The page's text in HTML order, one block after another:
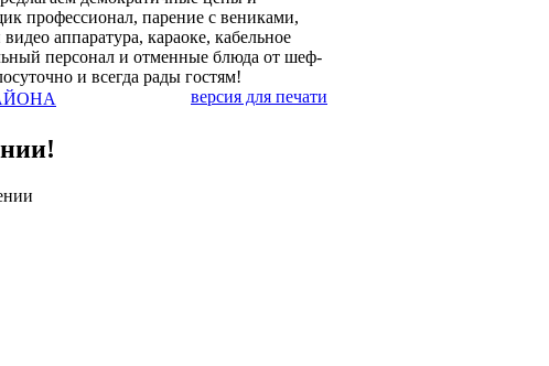
профессионал, парение с вениками,
аппаратура, караоке, кабельное
персонал и отменные блюда от шеф-
и всегда рады гостям!
версия для печати